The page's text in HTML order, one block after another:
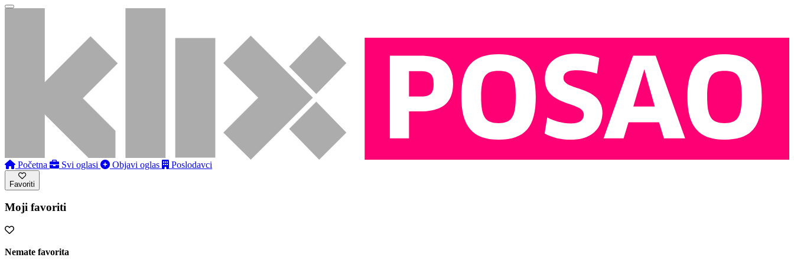
Početna Svi oglasi Objavi oglas Poslodavci
Favoriti
Moji favoriti
Nemate favorita